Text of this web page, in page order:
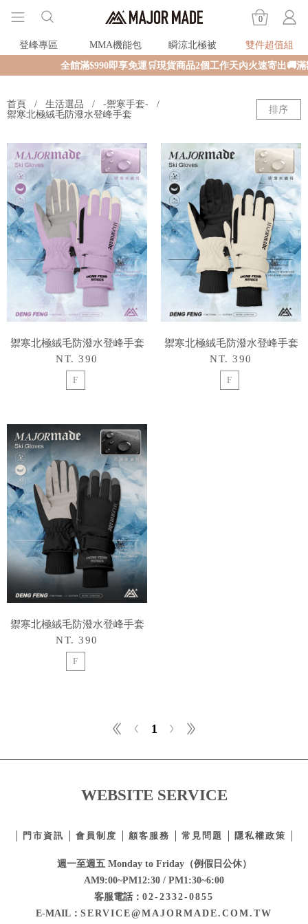
0
登峰專區 MMA機能包 瞬涼北極被
雙件超值組
全館滿$990即享免運🛒現貨商品2個工作天內火速寄出🚚滿
首頁 生活選品
-禦寒手套-
禦寒北極絨毛防潑水登峰手套
排序
禦寒北極絨毛防潑水登峰手套
NT. 390
F
禦寒北極絨毛防潑水登峰手套
NT. 390
F
禦寒北極絨毛防潑水登峰手套
NT. 390
F
1
WEBSITE SERVICE
門市資訊 會員制度 顧客服務 常見問題 隱私權政策
週一至週五 Monday to Friday（例假日公休）
AM9:00~PM12:30 / PM1:30~6:00
客服電話： 02-2332-0855
E-MAIL： SERVICE@MAJORMADE.COM.TW